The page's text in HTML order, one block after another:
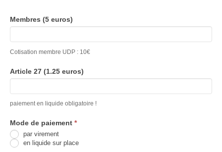
Membres (5 euros)
Cotisation membre UDP : 10€
Article 27 (1.25 euros)
paiement en liquide obligatoire !
Mode de paiement *
par virement
en liquide sur place